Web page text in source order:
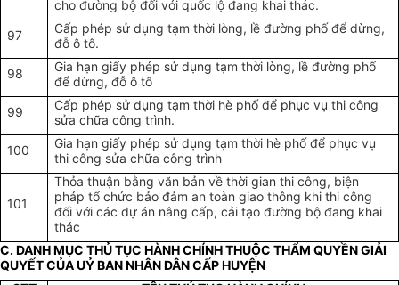
cho đường bộ đối với quốc lộ đang khai thác.
97
Cấp phép sử dụng tạm thời lòng, lề đường phố để dừng,
đỗ ô tô.
98
Gia hạn giấy phép sử dụng tạm thời lòng, lề đường phố
để dừng, đỗ ô tô
99
Cấp phép sử dụng tạm thời hè phố để phục vụ thi công
sửa chữa công trình.
100
Gia hạn giấy phép sử dụng tạm thời hè phố để phục vụ
thi công sửa chữa công trình
101
Thỏa thuận bằng văn bản về thời gian thi công, biện
pháp tổ chức bảo đảm an toàn giao thông khi thi công
đối với các dự án nâng cấp, cải tạo đường bộ đang khai
thác
C. DANH MỤC THỦ TỤC HÀNH CHÍNH THUỘC THẨM QUYỀN GIẢI
QUYẾT CỦA UỶ BAN NHÂN DÂN CẤP HUYỆN